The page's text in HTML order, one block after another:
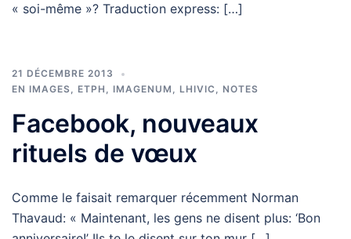
« soi-même »? Traduction express: […]
21 DÉCEMBRE 2013
EN IMAGES, ETPH , IMAGENUM , LHIVIC , NOTES
Facebook, nouveaux
rituels de vœux
Comme le faisait remarquer récemment Norman
Thavaud: « Maintenant, les gens ne disent plus: ‘Bon